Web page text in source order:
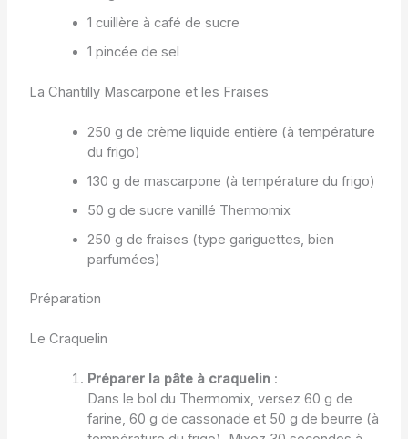
1 cuillère à café de sucre
1 pincée de sel
La Chantilly Mascarpone et les Fraises
250 g de crème liquide entière (à température
du frigo)
130 g de mascarpone (à température du frigo)
50 g de sucre vanillé Thermomix
250 g de fraises (type gariguettes, bien
parfumées)
Préparation
Le Craquelin
Préparer la pâte à craquelin:
Dans le bol du Thermomix, versez 60 g de
farine, 60 g de cassonade et 50 g de beurre (à